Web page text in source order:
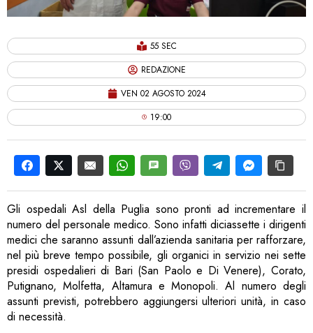
55 SEC
REDAZIONE
VEN 02 AGOSTO 2024
19:00
Gli ospedali Asl della Puglia sono pronti ad incrementare il
numero del personale medico. Sono infatti diciassette i dirigenti
medici che saranno assunti dall’azienda sanitaria per rafforzare,
nel più breve tempo possibile, gli organici in servizio nei sette
presidi ospedalieri di Bari (San Paolo e Di Venere), Corato,
Putignano, Molfetta, Altamura e Monopoli. Al numero degli
assunti previsti, potrebbero aggiungersi ulteriori unità, in caso
di necessità.